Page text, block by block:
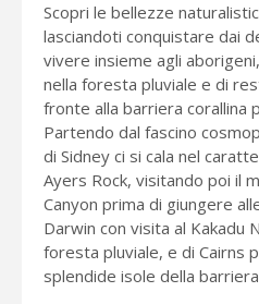
Scopri le bellezze
lasciandoti conquistare dai
vivere insieme agli
nella foresta pluviale e di
fronte alla barriera corallina
Partendo dal fascino
di Sidney ci si cala nel
Ayers Rock, visitando poi il
Canyon prima di giungere
Darwin con visita al Kakadu
foresta pluviale, e di Cairns
splendide isole della